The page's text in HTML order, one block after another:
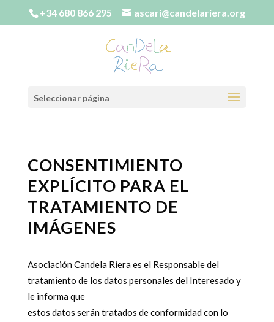
+34 680 866 295 ascari@candelariera.org
Seleccionar página
CONSENTIMIENTO
EXPLÍCITO PARA EL
TRATAMIENTO DE
IMÁGENES
Asociación Candela Riera es el Responsable del
tratamiento de los datos personales del Interesado y
le informa que
estos datos serán tratados de conformidad con lo